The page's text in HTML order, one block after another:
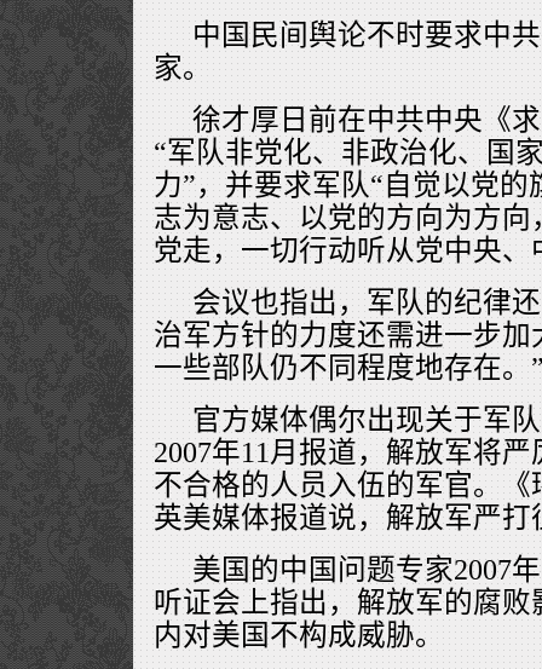
中国民间舆论不时要求中
家。
徐才厚日前在中共中央《
“军队非党化、非政治化、国
力”，并要求军队“自觉以党
志为意志、以党的方向为方
党走，一切行动听从党中央、
会议也指出，军队的纪律
治军方针的力度还需进一步
一些部队仍不同程度地存在。
官方媒体偶尔出现关于军
2007年11月报道，解放军将
不合格的人员入伍的军官。
英美媒体报道说，解放军严打
美国的中国问题专家2007
听证会上指出，解放军的腐
内对美国不构成威胁。